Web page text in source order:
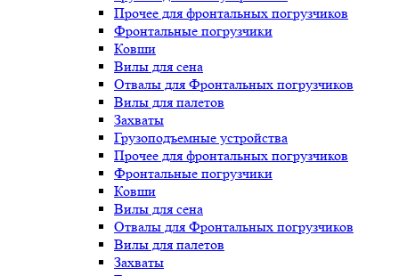
Прочее для фронтальных погрузчиков
Фронтальные погрузчики
Ковши
Вилы для сена
Отвалы для Фронтальных погрузчиков
Вилы для палетов
Захваты
Грузоподъемные устройства
Прочее для фронтальных погрузчиков
Фронтальные погрузчики
Ковши
Вилы для сена
Отвалы для Фронтальных погрузчиков
Вилы для палетов
Захваты